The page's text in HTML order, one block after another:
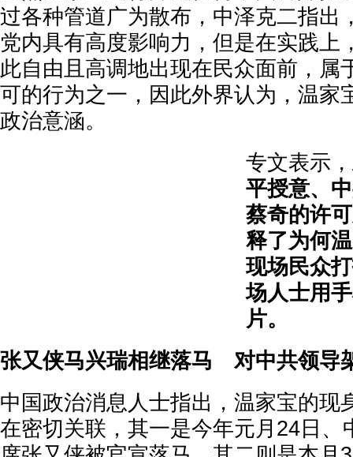
过各种管道广为散布，中泽克二指出
党内具有高度影响力，但是在实践上
此自由且高调地出现在民众面前，属
可的行为之一，因此外界认为，温家
政治意涵。
专文表示，
平授意、
蔡奇的许
释了为何
现场民众
场人士用
片。
张又侠马兴瑞相继落马 对中共领导
中国政治消息人士指出，温家宝的现
在密切关联，其一是今年元月24日、